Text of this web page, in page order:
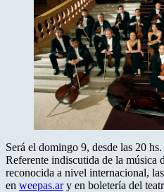
Será el domingo 9, desde las 20
Referente indiscutida de la música
reconocida a nivel internacional,
en weepas.ary en boletería del